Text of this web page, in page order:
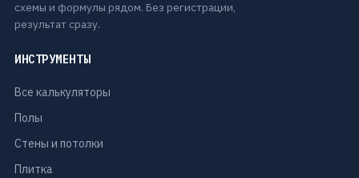
схемы и формулы рядом. Без регистрации,
результат сразу.
ИНСТРУМЕНТЫ
Все калькуляторы
Полы
Стены и потолки
Плитка